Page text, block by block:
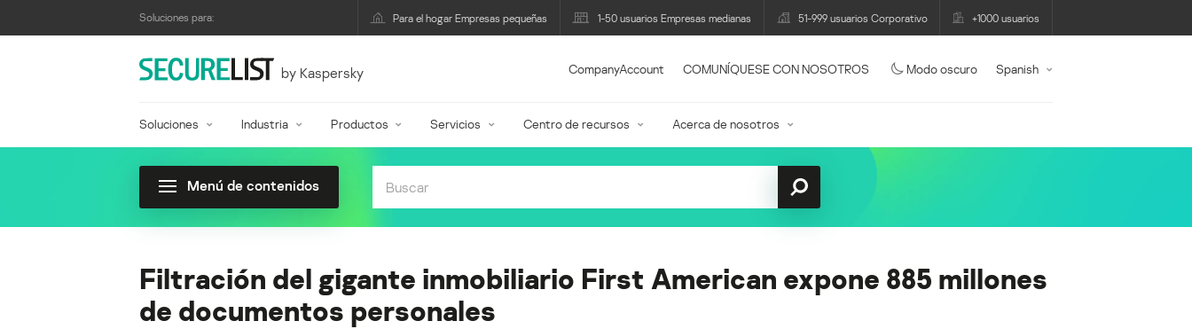
Soluciones para: Para el hogar Empresas pequeñas 1-50 usuarios Empresas medianas 51-999 usuarios Corporativo +1000 usuarios
by Kaspersky CompanyAccount COMUNÍQUESE CON NOSOTROS Modo oscuro Spanish
Soluciones Industria Productos Servicios Centro de recursos Acerca de nosotros
Menú de contenidos
Filtración del gigante inmobiliario First American expone 885 millones
de documentos personales